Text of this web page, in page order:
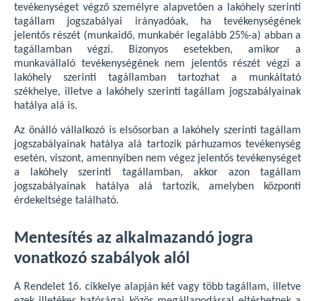
tevékenységet végző személyre alapvetően a lakóhely szerinti
tagállam jogszabályai irányadóak, ha tevékenységének
jelentős részét (munkaidő, munkabér legalább 25%-a) abban a
tagállamban végzi. Bizonyos esetekben, amikor a
munkavállaló tevékenységének nem jelentős részét végzi a
lakóhely szerinti tagállamban tartozhat a munkáltató
székhelye, illetve a lakóhely szerinti tagállam jogszabályainak
hatálya alá is.
Az önálló vállalkozó is elsősorban a lakóhely szerinti tagállam
jogszabályainak hatálya alá tartozik párhuzamos tevékenység
esetén, viszont, amennyiben nem végez jelentős tevékenységet
a lakóhely szerinti tagállamban, akkor azon tagállam
jogszabályainak hatálya alá tartozik, amelyben központi
érdekeltsége található.
Mentesítés az alkalmazandó jogra
vonatkozó szabályok alól
A Rendelet 16. cikkelye alapján két vagy több tagállam, illetve